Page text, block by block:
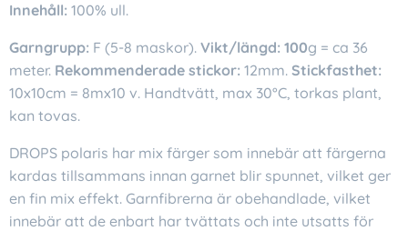
Innehåll: 100% ull.
Garngrupp: F (5-8 maskor). Vikt/längd: 100g = ca 36
meter. Rekommenderade stickor: 12mm. Stickfasthet:
10x10cm = 8mx10 v. Handtvätt, max 30°C, torkas plant,
kan tovas.
DROPS polaris har mix färger som innebär att färgerna
kardas tillsammans innan garnet blir spunnet, vilket ger
en fin mix effekt. Garnfibrerna är obehandlade, vilket
innebär att de enbart har tvättats och inte utsatts för